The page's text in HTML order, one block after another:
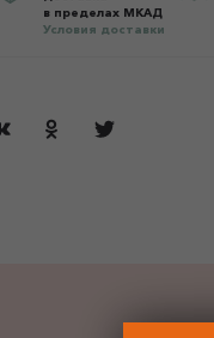
в пределах МКАД
Условия доставки